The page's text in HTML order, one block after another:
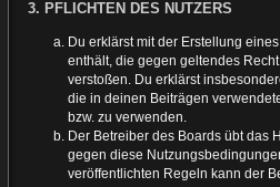
3. PFLICHTEN DES NUTZERS
Du erklärst mit der Erstellung
enthält, die gegen geltendes
verstoßen. Du erklärst
die in deinen Beiträgen
bzw. zu verwenden.
Der Betreiber des Boards übt das
gegen diese
veröffentlichten Regeln kann der